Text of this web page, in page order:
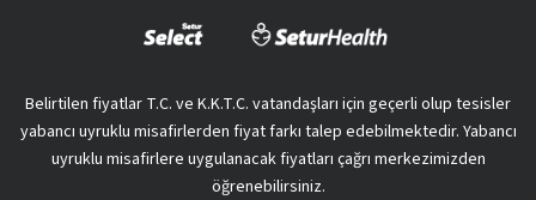
Belirtilen fiyatlar T.C. ve K.K.T.C. vatandaşları için geçerli olup tesisler
yabancı uyruklu misafirlerden fiyat farkı talep edebilmektedir. Yabancı
uyruklu misafirlere uygulanacak fiyatları çağrı merkezimizden
öğrenebilirsiniz.